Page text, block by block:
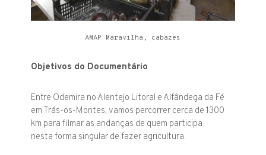
AMAP Maravilha, cabazes
Objetivos do Documentário
Entre Odemira no Alentejo Litoral e Alfândega da Fé
em Trás-os-Montes, vamos percorrer cerca de 1300
km para filmar as andanças de quem participa
nesta forma singular de fazer agricultura.